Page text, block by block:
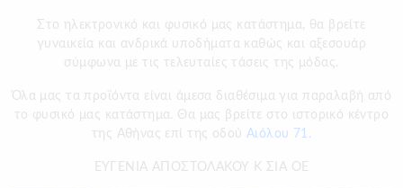
Στο ηλεκτρονικό και φυσικό μας κατάστημα, θα βρείτε
γυναικεία και ανδρικά υποδήματα καθώς και αξεσουάρ
σύμφωνα με τις τελευταίες τάσεις της μόδας.
Όλα μας τα προϊόντα είναι άμεσα διαθέσιμα για παραλαβή από
το φυσικό μας κατάστημα. Θα μας βρείτε στο ιστορικό κέντρο
της Αθήνας επί της οδού Αιόλου 71.
ΕΥΓΕΝΙΑ ΑΠΟΣΤΟΛΑΚΟΥ Κ ΣΙΑ ΟΕ